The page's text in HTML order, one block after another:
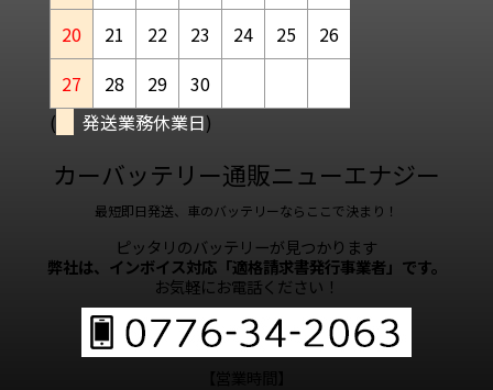
20
21 22 23 24 25
26
27
28 29
30
(
発送業務休業日)
カーバッテリー通販ニューエナジー
最短即日発送、車のバッテリーならここで決まり！
ピッタリのバッテリーが見つかります
弊社は、インボイス対応「適格請求書発行事業者」です。
お気軽にお電話ください！